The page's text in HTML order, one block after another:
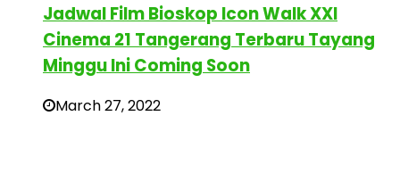
Jadwal Film Bioskop Icon Walk XXI
Cinema 21 Tangerang Terbaru Tayang
Minggu Ini Coming Soon
March 27, 2022